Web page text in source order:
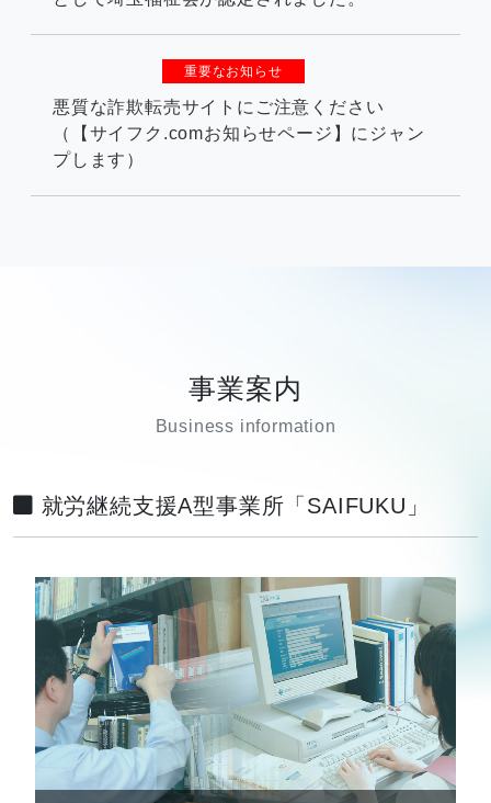
重要なお知らせ
悪質な詐欺転売サイトにご注意ください
（【サイフク.comお知らせページ】にジャン
プします）
事業案内
Business information
就労継続支援A型事業所「SAIFUKU」